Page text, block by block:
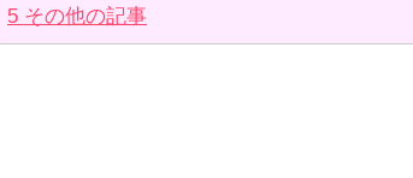
5 その他の記事